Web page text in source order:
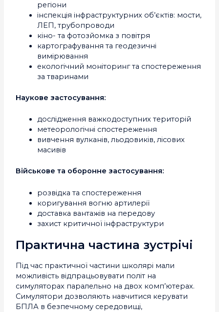
регіони
інспекція інфраструктурних об’єктів: мости,
ЛЕП, трубопроводи
кіно- та фотозйомка з повітря
картографування та геодезичні
вимірювання
екологічний моніторинг та спостереження
за тваринами
Наукове застосування:
дослідження важкодоступних територій
метеорологічні спостереження
вивчення вулканів, льодовиків, лісових
масивів
Військове та оборонне застосування:
розвідка та спостереження
коригування вогню артилерії
доставка вантажів на передову
захист критичної інфраструктури
Практична частина зустрічі
Під час практичної частини школярі мали
можливість відпрацьовувати політ на
симуляторах паралельно на двох комп’ютерах.
Симулятори дозволяють навчитися керувати
БПЛА в безпечному середовищі,